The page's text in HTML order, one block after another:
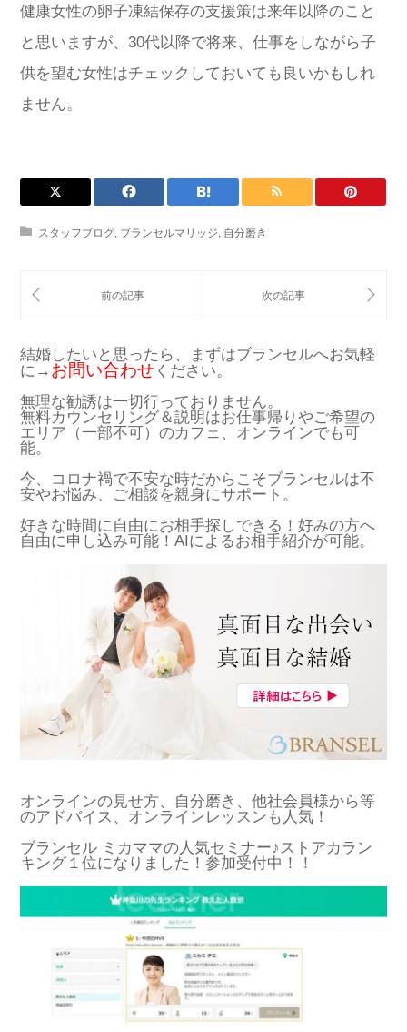
健康女性の卵子凍結保存の支援策は来年以降のこと
と思いますが、30代以降で将来、仕事をしながら子
供を望む女性はチェックしておいても良いかもしれ
ません。
スタッフブログ, ブランセルマリッジ, 自分磨き
結婚したいと思ったら、まずはブランセルへお気軽
に→ お問い合わせ ください。
無理な勧誘は一切行っておりません。
無料カウンセリング＆説明はお仕事帰りやご希望の
エリア（一部不可）のカフェ、オンラインでも可
能。
今、コロナ禍で不安な時だからこそブランセルは不
安やお悩み、ご相談を親身にサポート。
好きな時間に自由にお相手探しできる！好みの方へ
自由に申し込み可能！AIによるお相手紹介が可能。
オンラインの見せ方、自分磨き、他社会員様から等
のアドバイス、オンラインレッスンも人気！
ブランセル ミカママの人気セミナー♪ストアカラン
キング１位になりました！参加受付中！！